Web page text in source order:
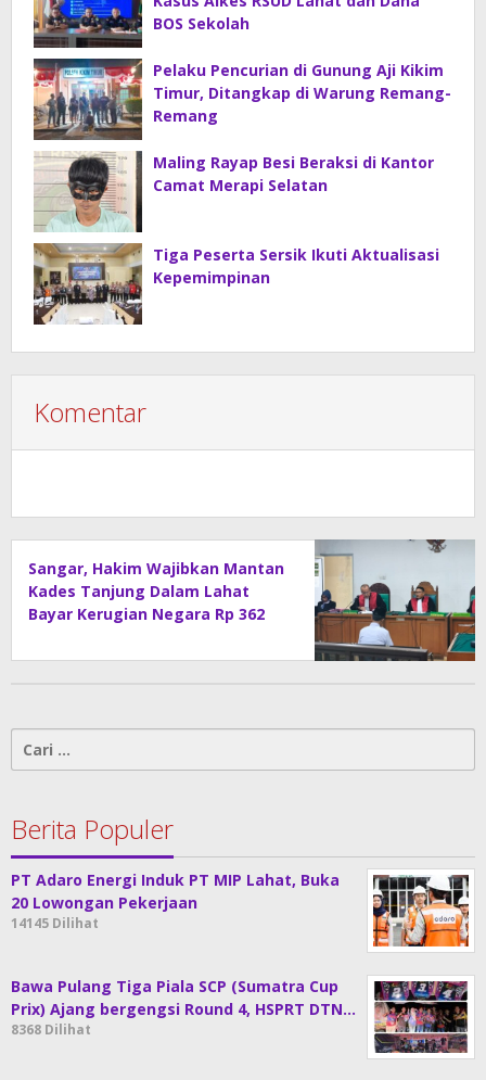
BOS Sekolah
Pelaku Pencurian di Gunung Aji Kikim
Timur, Ditangkap di Warung Remang-
Remang
Maling Rayap Besi Beraksi di Kantor
Camat Merapi Selatan
Tiga Peserta Sersik Ikuti Aktualisasi
Kepemimpinan
Komentar
Sangar, Hakim Wajibkan Mantan
Kades Tanjung Dalam Lahat
Bayar Kerugian Negara Rp 362
Cari
untuk:
Berita Populer
PT Adaro Energi Induk PT MIP Lahat, Buka
20 Lowongan Pekerjaan
14145 Dilihat
Bawa Pulang Tiga Piala SCP (Sumatra Cup
Prix) Ajang bergengsi Round 4, HSPRT DTN…
8368 Dilihat